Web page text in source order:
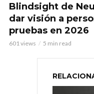
Blindsight de
dar visión a
pruebas en 2026
601 views 5 min read